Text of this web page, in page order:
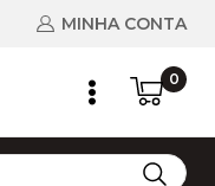
MINHA CONTA
0